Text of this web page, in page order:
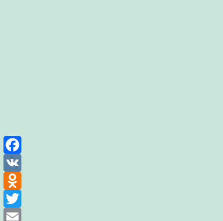
Facebook
VK
Odnoklassniki
Twitter